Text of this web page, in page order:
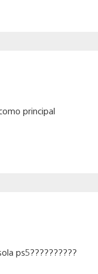
principal
ps5??????????